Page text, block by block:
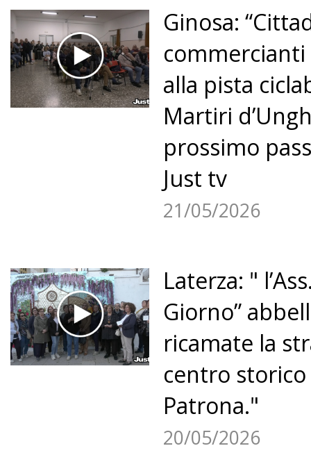
Ginosa:
commercianti
alla pista
Martiri
prossimo
Just tv
21/05/2026
Laterza: "
Giorno”
ricamate la
centro
Patrona."
20/05/2026
1 2 3 4 5 6 7 8
9 10 11 »